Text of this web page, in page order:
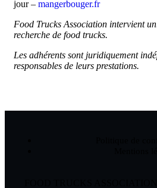
jour – mangerbouger.fr
Food Trucks Association intervient
recherche de food trucks.
Les adhérents sont juridiquement
responsables de leurs prestations.